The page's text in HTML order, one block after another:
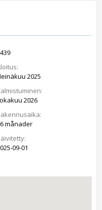
2025
2026
månader
09-01